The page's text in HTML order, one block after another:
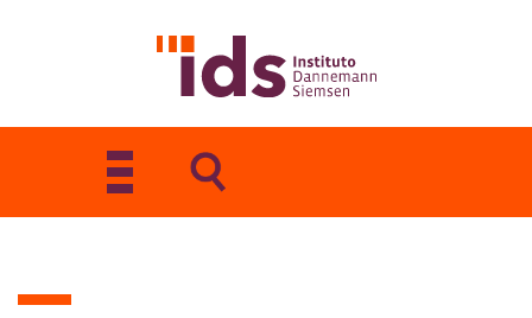
Toggle
navigation